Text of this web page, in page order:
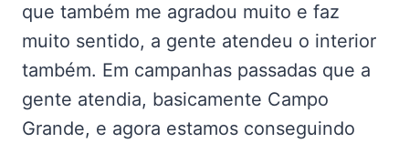
que também me agradou muito e faz
muito sentido, a gente atendeu o interior
também. Em campanhas passadas que a
gente atendia, basicamente Campo
Grande, e agora estamos conseguindo